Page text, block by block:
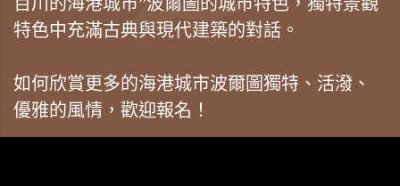
特色中充滿古典與現代建築的對話。
如何欣賞更多的海港城市波爾圖獨特、活潑、
優雅的風情，歡迎報名！